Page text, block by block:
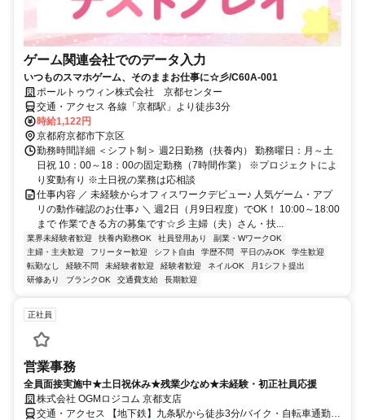
ゲーム関連会社でのデータ入力
いつものスマホゲーム、そのままお仕事に☆彡/C60A-001
ポールトゥウィン株式会社 京都センター
交通・アクセス 各線「京都駅」より徒歩3分
時給1,122円
京都府京都市下京区
勤務時間詳細 ＜シフト制＞ 週2日勤務（扶養内） 勤務曜日：月～土
日祝 10：00～18：00の固定勤務（7時間作業） ※プロジェクトによ
り変動有り ※土日祝の業務は応相談
仕事内容 ／ 未経験からオフィスワークデビュー♪ 人気ゲーム・アプ
リの動作確認のお仕事♪ ＼ 週2日（月9日程度）でOK！ 10:00～18:00
まで 作業できる方の募集です☆彡 主婦（夫）さん・扶...
業界未経験者歓迎 扶養内勤務OK 社員登用あり
副業・WワークOK
主婦・主夫歓迎
フリーター歓迎 シフト自由 学歴不問 平日のみOK
学生歓迎
転勤なし
経験不問 未経験者歓迎 経験者歓迎 ネイルOK
月1シフト提出
研修あり
ブランクOK 交通費支給 長期歓迎
正社員
営業事務
全員面接実施中★土日祝休み★残業少なめ★未経験・初正社員応援
株式会社 OGMロジコム 京都支店
交通・アクセス 【地下鉄】九条駅から徒歩3分/バイク・自転車通勤